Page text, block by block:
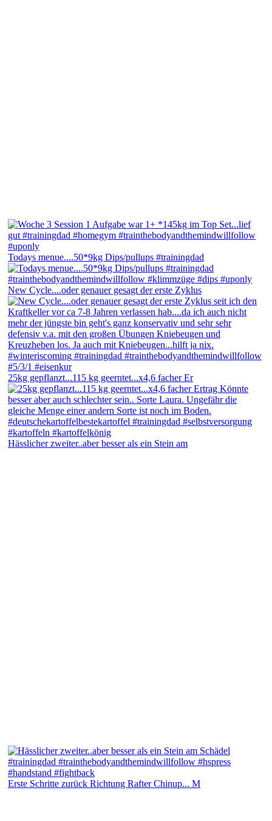
Todays menue....50*9kg Dips/pullups #trainingdad
New Cycle....oder genauer gesagt der erste Zyklus
25kg gepflanzt...115 kg geerntet...x4,6 facher Er
Hässlicher zweiter..aber besser als ein Stein am
Erste Schritte zurück Richtung Rafter Chinup... M